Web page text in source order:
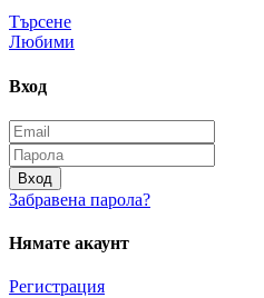
Търсене
Любими
Вход
Вход
Забравена парола?
Нямате акаунт
Регистрация